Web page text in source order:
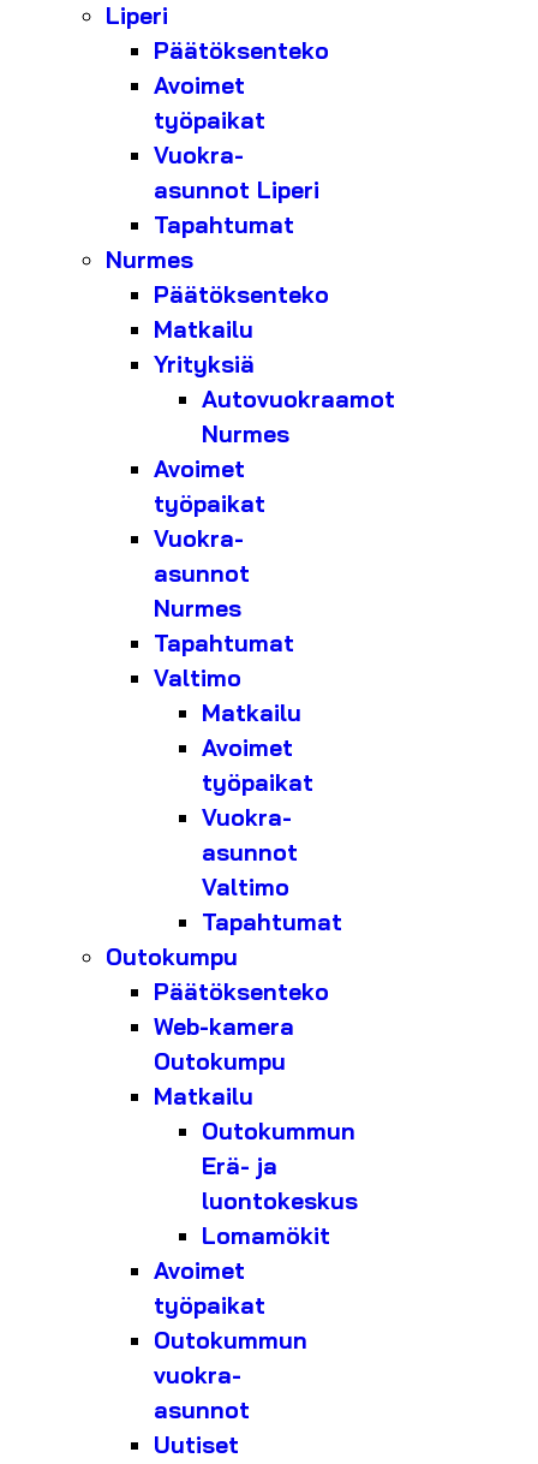
Liperi
Päätöksenteko
Avoimet
työpaikat
Vuokra-
asunnot Liperi
Tapahtumat
Nurmes
Päätöksenteko
Matkailu
Yrityksiä
Autovuokraamot
Nurmes
Avoimet
työpaikat
Vuokra-
asunnot
Nurmes
Tapahtumat
Valtimo
Matkailu
Avoimet
työpaikat
Vuokra-
asunnot
Valtimo
Tapahtumat
Outokumpu
Päätöksenteko
Web-kamera
Outokumpu
Matkailu
Outokummun
Erä- ja
luontokeskus
Lomamökit
Avoimet
työpaikat
Outokummun
vuokra-
asunnot
Uutiset